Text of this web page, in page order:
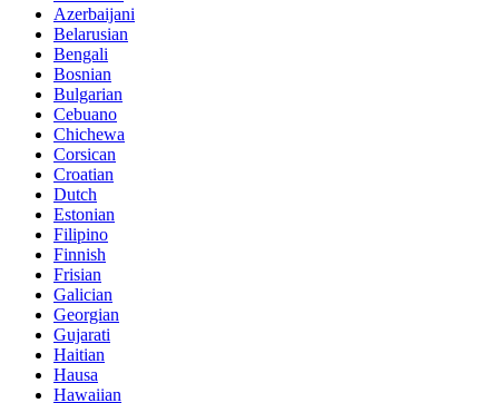
Azerbaijani
Belarusian
Bengali
Bosnian
Bulgarian
Cebuano
Chichewa
Corsican
Croatian
Dutch
Estonian
Filipino
Finnish
Frisian
Galician
Georgian
Gujarati
Haitian
Hausa
Hawaiian